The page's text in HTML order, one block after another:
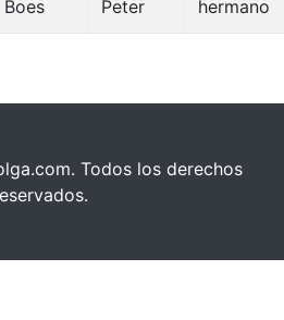
Boes Peter hermano
Todos los derechos